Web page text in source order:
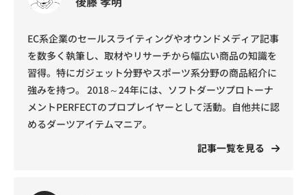
EC系企業のセールスライティングやオウンドメディア記事
を数多く執筆し、取材やリサーチから幅広い商品の知識を
習得。特にガジェット分野やスポーツ系分野の商品紹介に
強みを持つ。 2018～24年には、ソフトダーツプロトーナ
メントPERFECTのプロプレイヤーとして活動。自他共に認
めるダーツアイテムマニア。
記事一覧を見る